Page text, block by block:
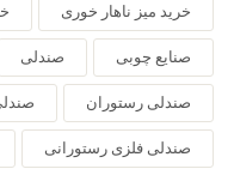
خرید میز ناهار خوری
صنایع چوبی صندلی
صندلی رستوران
صندلی فلزی رستورانی